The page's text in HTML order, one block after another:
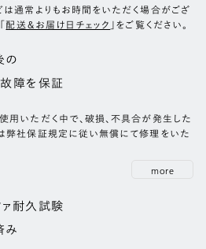
は通常よりもお時間をいただく場合がござ
配送＆お届け日チェック 」をご覧ください。
の
故障を保証
用いただく中で、破損、不具合が発生した
弊社保証規定に従い無償にて修理をいた
more
ァ耐久試験
み